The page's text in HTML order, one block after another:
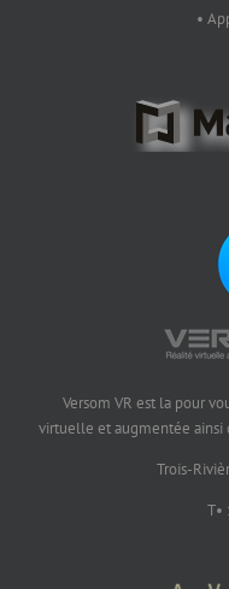
•
Versom VR est la pour
virtuelle et augmentée ainsi
Trois-
T•